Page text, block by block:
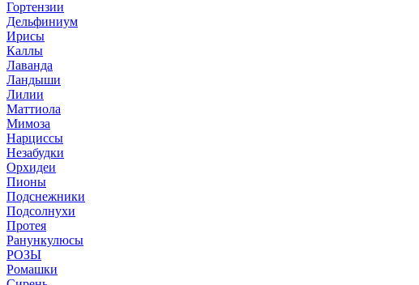
Гортензии
Дельфиниум
Ирисы
Каллы
Лаванда
Ландыши
Лилии
Маттиола
Мимоза
Нарциссы
Незабудки
Орхидеи
Пионы
Подснежники
Подсолнухи
Протея
Ранункулюсы
РОЗЫ
Ромашки